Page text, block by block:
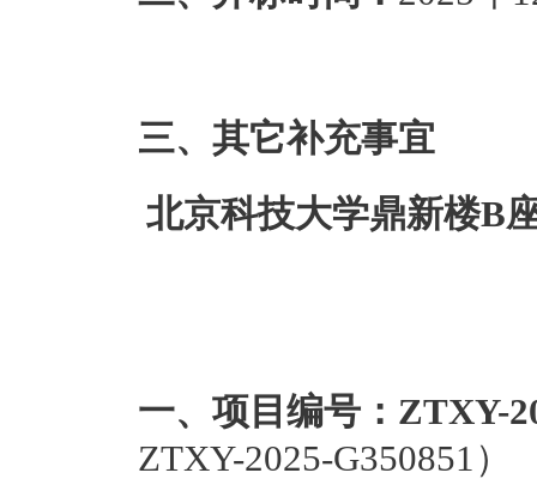
三、其它补充事宜
北京科技大学鼎新楼B
一、项目编号：ZTXY-
ZTXY-2025-G350851）